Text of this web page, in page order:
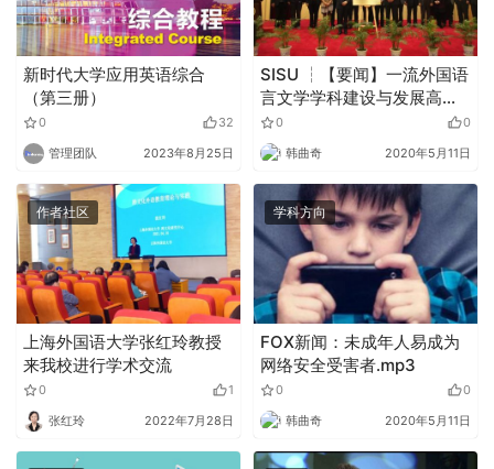
新时代大学应用英语综合
（第三册）
0 32
管理团队 2023年8月25日
SISU ┆【要闻】一流外国语
言文学学科建设与发展高峰
论坛暨中国高校外语学科发
展联盟成立大会在上外召开
0 0
韩曲奇 2020年5月11日
作者社区
上海外国语大学张红玲教授
来我校进行学术交流
0 1
张红玲 2022年7月28日
学科方向
FOX新闻：未成年人易成为
网络安全受害者.mp3
0 0
韩曲奇 2020年5月11日